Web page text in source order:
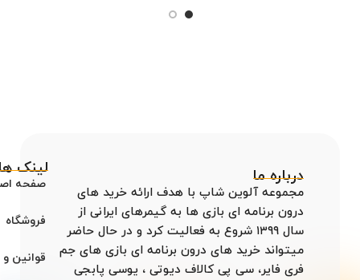
درباره ما
مجموعه آلوین شاپ با هدف ارائه خرید های
درون برنامه ای بازی ها به گیمرهای ایرانی از
سال ۱۳۹۹ شروع به فعالیت کرد و در حال حاضر
میتواند خرید های درون برنامه ای بازی های جم
فری فایر، سی پی کالاف دیوتی ، یوسی پابجی
لینک
صفحه
فروشگاه
قوانین